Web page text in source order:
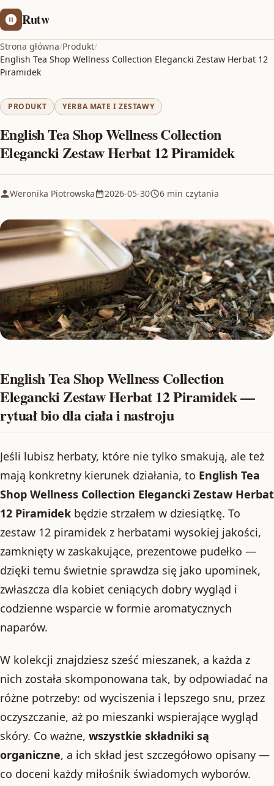
Rutw
Strona główna/Produkt/
English Tea Shop Wellness Collection Elegancki Zestaw Herbat 12
Piramidek
PRODUKT YERBA MATE I ZESTAWY
English Tea Shop Wellness Collection
Elegancki Zestaw Herbat 12 Piramidek
Weronika Piotrowska 2026-05-30 6 min czytania
English Tea Shop Wellness Collection
Elegancki Zestaw Herbat 12 Piramidek —
rytuał bio dla ciała i nastroju
Jeśli lubisz herbaty, które nie tylko smakują, ale też
mają konkretny kierunek działania, to English Tea
Shop Wellness Collection Elegancki Zestaw Herbat
12 Piramidek będzie strzałem w dziesiątkę. To
zestaw 12 piramidek z herbatami wysokiej jakości,
zamknięty w zaskakujące, prezentowe pudełko —
dzięki temu świetnie sprawdza się jako upominek,
zwłaszcza dla kobiet ceniących dobry wygląd i
codzienne wsparcie w formie aromatycznych
naparów.
W kolekcji znajdziesz sześć mieszanek, a każda z
nich została skomponowana tak, by odpowiadać na
różne potrzeby: od wyciszenia i lepszego snu, przez
oczyszczanie, aż po mieszanki wspierające wygląd
skóry. Co ważne, wszystkie składniki są
organiczne, a ich skład jest szczegółowo opisany —
co doceni każdy miłośnik świadomych wyborów.